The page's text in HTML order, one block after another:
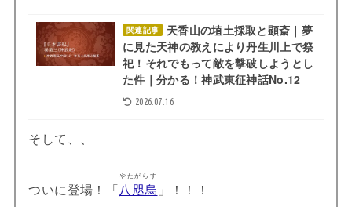
関連記事
天香山の埴土採取と顕斎｜夢
に見た天神の教えにより丹生川上で祭
祀！それでもって敵を撃破しようとし
た件｜分かる！神武東征神話No.12
2026.07.16
そして、、
ついに登場！「八咫烏
やたがらす
」！！！